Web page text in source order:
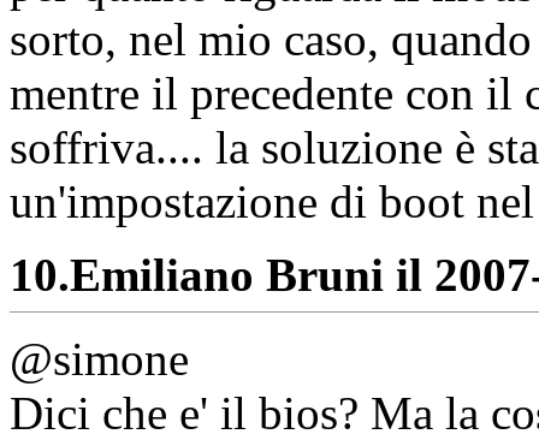
sorto, nel mio caso,
mentre il precedente con il
soffriva.... la soluzione è
un'impostazione di boot
10.Emiliano Bruni il
@simone
Dici che e' il bios? Ma la